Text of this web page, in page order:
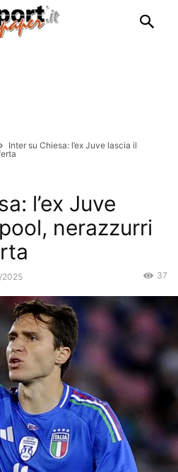
Inter su Chiesa: l’ex Juve lascia il
l’ex Juve
nerazzurri
37